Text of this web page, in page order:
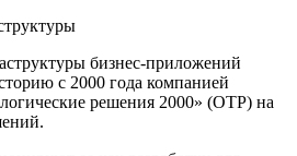
бизнес-приложений
с 2000 года компанией
решения 2000» (ОТР) на